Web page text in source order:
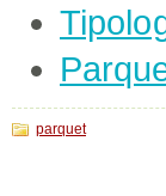
parquet